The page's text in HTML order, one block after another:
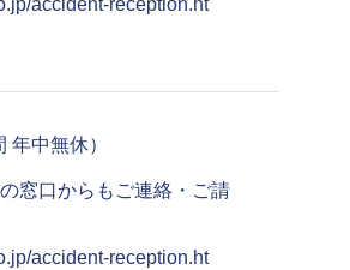
中無休）
窓口からもご連絡・ご請
accident-reception.ht